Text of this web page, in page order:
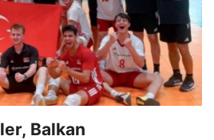
Balkan